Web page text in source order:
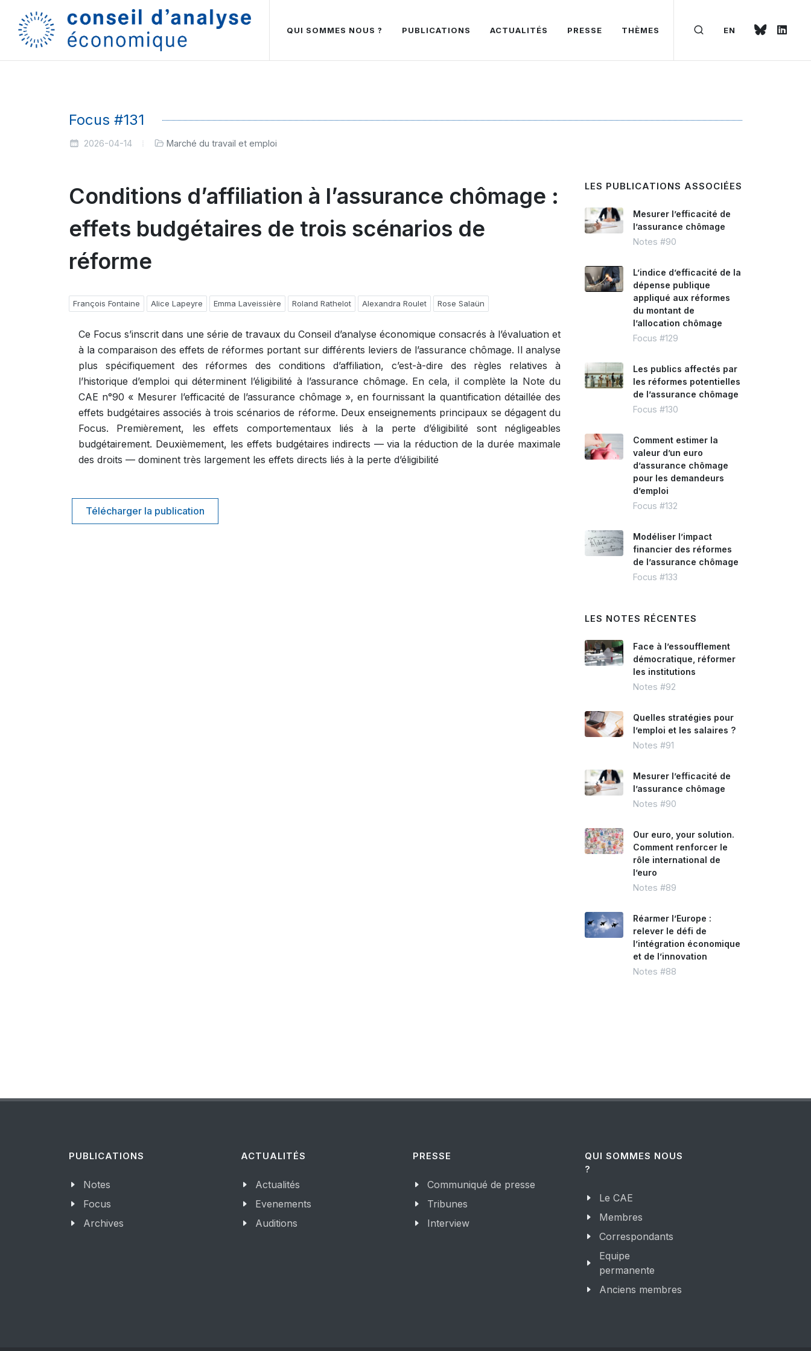
EN
QUI SOMMES NOUS ? PUBLICATIONS ACTUALITÉS PRESSE THÈMES
Focus #131
2026-04-14 Marché du travail et emploi
Conditions d’affiliation à l’assurance chômage :
effets budgétaires de trois scénarios de
réforme
François Fontaine Alice Lapeyre Emma Laveissière Roland Rathelot Alexandra Roulet Rose Salaün
Ce Focus s’inscrit dans une série de travaux du Conseil d’analyse économique consacrés à l’évaluation et
à la comparaison des effets de réformes portant sur différents leviers de l’assurance chômage. Il analyse
plus spécifiquement des réformes des conditions d’affiliation, c’est-à-dire des règles relatives à
l’historique d’emploi qui déterminent l’éligibilité à l’assurance chômage. En cela, il complète la Note du
CAE n°90 « Mesurer l’efficacité de l’assurance chômage », en fournissant la quantification détaillée des
effets budgétaires associés à trois scénarios de réforme. Deux enseignements principaux se dégagent du
Focus. Premièrement, les effets comportementaux liés à la perte d’éligibilité sont négligeables
budgétairement. Deuxièmement, les effets budgétaires indirects — via la réduction de la durée maximale
des droits — dominent très largement les effets directs liés à la perte d’éligibilité
Télécharger la publication
LES PUBLICATIONS ASSOCIÉES
Mesurer l’efficacité de
l’assurance chômage
Notes #90
L’indice d’efficacité de la
dépense publique
appliqué aux réformes
du montant de
l’allocation chômage
Focus #129
Les publics affectés par
les réformes potentielles
de l’assurance chômage
Focus #130
Comment estimer la
valeur d’un euro
d’assurance chômage
pour les demandeurs
d’emploi
Focus #132
Modéliser l’impact
financier des réformes
de l’assurance chômage
Focus #133
LES NOTES RÉCENTES
Face à l’essoufflement
démocratique, réformer
les institutions
Notes #92
Quelles stratégies pour
l’emploi et les salaires ?
Notes #91
Mesurer l’efficacité de
l’assurance chômage
Notes #90
Our euro, your solution.
Comment renforcer le
rôle international de
l’euro
Notes #89
Réarmer l’Europe :
relever le défi de
l’intégration économique
et de l’innovation
Notes #88
PUBLICATIONS
Notes
Focus
Archives
ACTUALITÉS
Actualités
Evenements
Auditions
PRESSE
Communiqué de presse
Tribunes
Interview
QUI SOMMES NOUS
?
Le CAE
Membres
Correspondants
Equipe
permanente
Anciens membres